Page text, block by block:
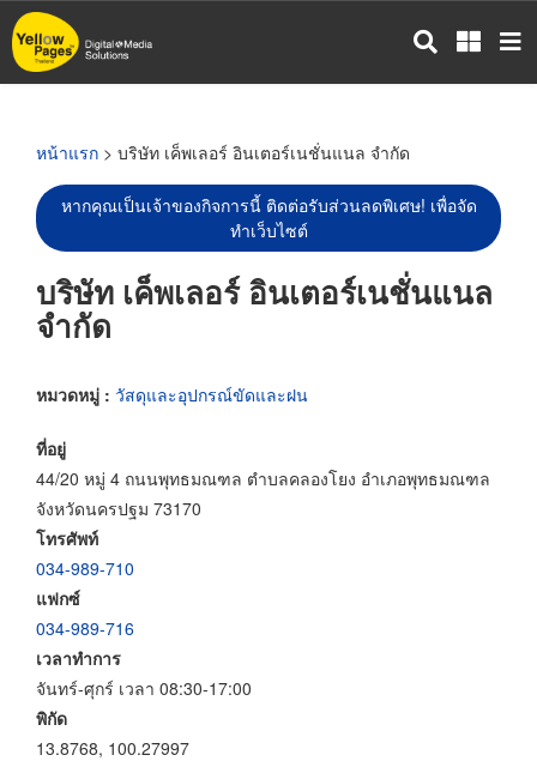
ข้าม
ไป
หน้าแรก > บริษัท เค็พเลอร์ อินเตอร์เนชั่นแนล จำกัด
หากคุณเป็นเจ้าของกิจการนี้ ติดต่อรับส่วนลดพิเศษ! เพื่อจัด
ทำเว็บไซต์
บริษัท เค็พเลอร์ อินเตอร์เนชั่นแนล
จำกัด
หมวดหมู่ : วัสดุและอุปกรณ์ขัดและฝน
ที่อยู่
44/20 หมู่ 4 ถนนพุทธมณฑล ตำบลคลองโยง อำเภอพุทธมณฑล
จังหวัดนครปฐม 73170
โทรศัพท์
034-989-710
แฟกซ์
034-989-716
เวลาทำการ
จันทร์-ศุกร์ เวลา 08:30-17:00
พิกัด
13.8768, 100.27997